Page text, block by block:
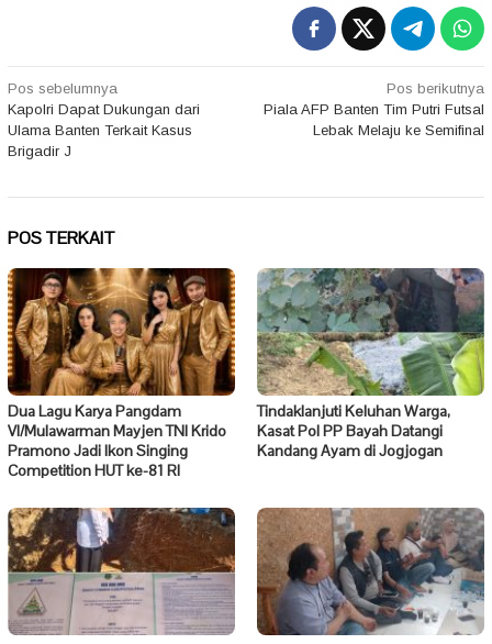
Navigasi
pos
Pos sebelumnya
Kapolri Dapat Dukungan dari
Ulama Banten Terkait Kasus
Brigadir J
Pos berikutnya
Piala AFP Banten Tim Putri Futsal
Lebak Melaju ke Semifinal
POS TERKAIT
Dua Lagu Karya Pangdam
VI/Mulawarman Mayjen TNI Krido
Pramono Jadi Ikon Singing
Competition HUT ke-81 RI
Tindaklanjuti Keluhan Warga,
Kasat Pol PP Bayah Datangi
Kandang Ayam di Jogjogan